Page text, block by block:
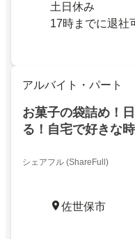
土日休み
17時までに退社
アルバイト・パート
お菓子の袋詰め！
る！自宅で好きな
シェアフル (ShareFull)
佐世保市